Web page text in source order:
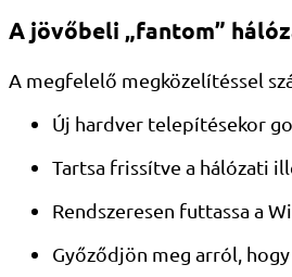
A jövőbeli „fantom”
A megfelelő megközelítéssel
Új hardver telepítésekor
Tartsa frissítve a hálózati
Rendszeresen futtassa a
Győződjön meg arról,